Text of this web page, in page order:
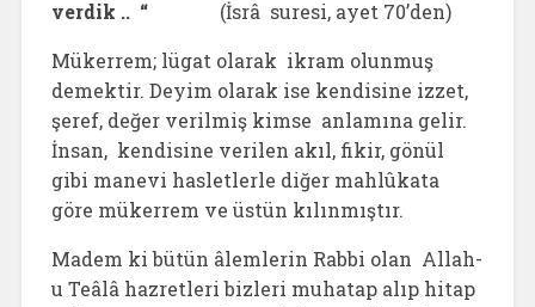
verdik .. “ (İsrâ suresi, ayet 70’den)
Mükerrem; lügat olarak ikram olunmuş
demektir. Deyim olarak ise kendisine izzet,
şeref, değer verilmiş kimse anlamına gelir.
İnsan, kendisine verilen akıl, fikir, gönül
gibi manevi hasletlerle diğer mahlûkata
göre mükerrem ve üstün kılınmıştır.
Madem ki bütün âlemlerin Rabbi olan Allah-
u Teâlâ hazretleri bizleri muhatap alıp hitap